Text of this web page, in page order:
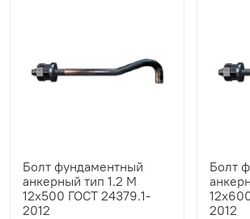
Болт фундаментный
анкерный тип 1.2 М
12х500 ГОСТ 24379.1-
2012
Болт
2012